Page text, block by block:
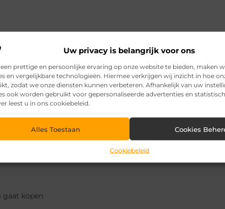
Uw privacy is belangrijk voor ons
prettige en persoonlijke ervaring op onze website te bieden, maken
en vergelijkbare technologieën. Hiermee verkrijgen wij inzicht in hoe
zodat we onze diensten kunnen verbeteren. Afhankelijk van uw
ook worden gebruikt voor gepersonaliseerde advertenties en
leest u in ons cookiebeleid.
Alles Toestaan Cookies
Cookiebeleid
Pinterest
gaat kopen